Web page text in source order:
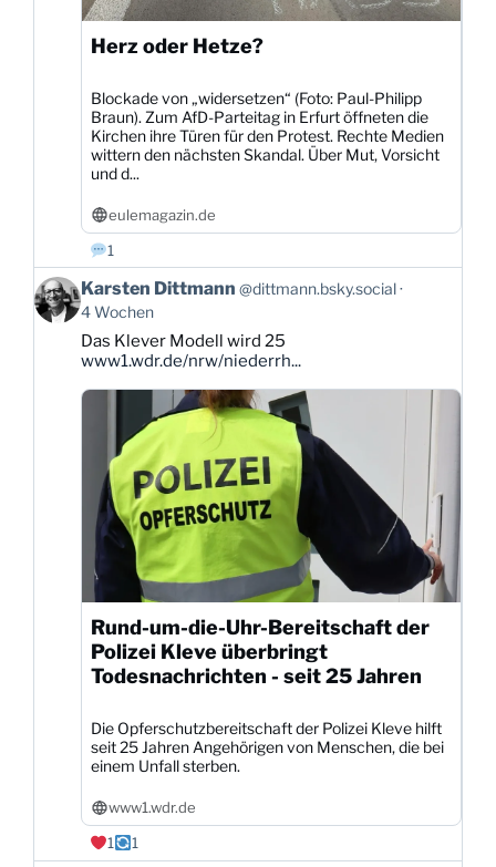
Herz oder Hetze?
Blockade von „widersetzen“ (Foto: Paul-Philipp
Braun). Zum AfD-Parteitag in Erfurt öffneten die
Kirchen ihre Türen für den Protest. Rechte Medien
wittern den nächsten Skandal. Über Mut, Vorsicht
und d...
eulemagazin.de
1
Beitrag
von
Karsten
Dittmann
Bluesky
Karsten Dittmann @dittmann.bsky.social
4 Wochen
Das Klever Modell wird 25
www1.wdr.de/nrw/niederrh...
Rund-um-die-Uhr-Bereitschaft der
Polizei Kleve überbringt
Todesnachrichten - seit 25 Jahren
Die Opferschutzbereitschaft der Polizei Kleve hilft
seit 25 Jahren Angehörigen von Menschen, die bei
einem Unfall sterben.
www1.wdr.de
1
1